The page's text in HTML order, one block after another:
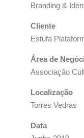
Branding &
Cliente
Estufa
Área de
Associação
Localização
Torres Vedras
Data